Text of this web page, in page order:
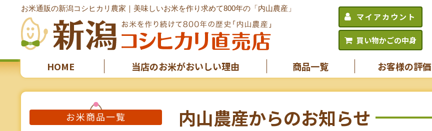
お米通販の新潟コシヒカリ農家｜美味しいお米を作り求めて800年の「内山農産」
マイアカウント
買い物かごの中身
HOME 当店のお米がおいしい理由 商品一覧 お客様の評価
お米商品一覧 内山農産からのお知らせ